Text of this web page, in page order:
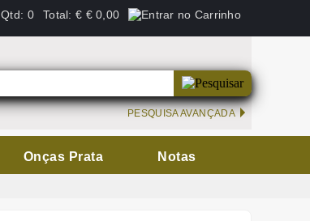
Qtd: 0 Total: € € 0,00
PESQUISA AVANÇADA
Onças Prata Notas